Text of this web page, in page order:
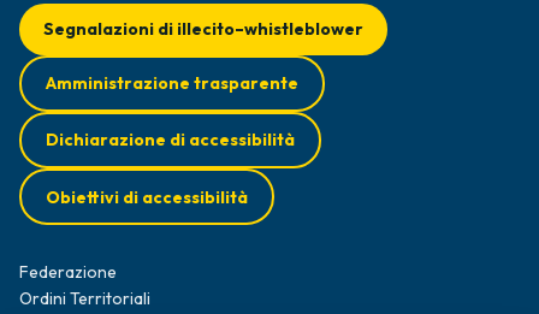
Federazione
Ordini Territoriali
Segnalazioni di illecito–whistleblower
Amministrazione trasparente
Dichiarazione di accessibilità
Obiettivi di accessibilità